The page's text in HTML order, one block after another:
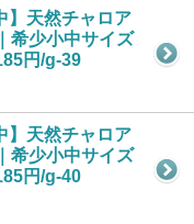
】天然チャロア
希少小中サイズ
円/g-39
】天然チャロア
希少小中サイズ
円/g-40